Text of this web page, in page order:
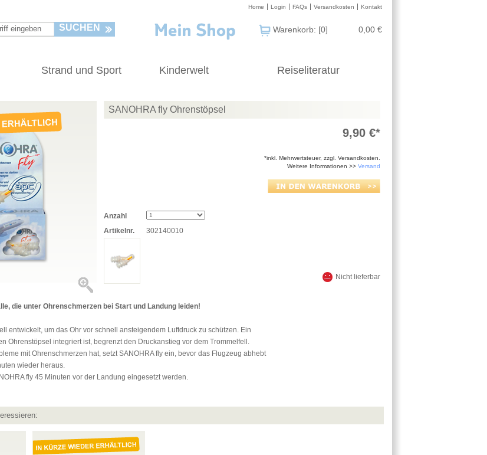
Kontakt
Versandkosten
FAQs
Login
Home
SUCHEN Warenkorb: [0] 0,00 €
Strand und Sport Kinderwelt Reiseliteratur
SANOHRA fly Ohrenstöpsel
9,90 €*
*inkl. Mehrwertsteuer, zzgl. Versandkosten.
Weitere Informationen >> Versand
Nicht lieferbar
Anzahl
Artikelnr.
302140010
die unter Ohrenschmerzen bei Start und Landung leiden!
entwickelt, um das Ohr vor schnell ansteigendem Luftdruck zu schützen. Ein
Ohrenstöpsel integriert ist, begrenzt den Druckanstieg vor dem Trommelfell.
mit Ohrenschmerzen hat, setzt SANOHRA fly ein, bevor das Flugzeug abhebt
wieder heraus.
fly 45 Minuten vor der Landung eingesetzt werden.